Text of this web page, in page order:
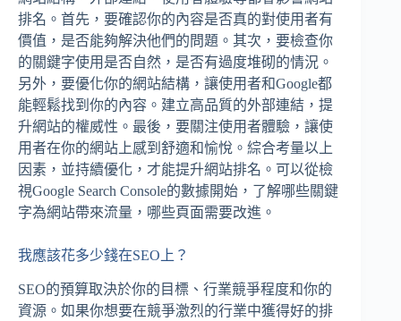
排名。首先，要確認你的內容是否真的對使用者有
價值，是否能夠解決他們的問題。其次，要檢查你
的關鍵字使用是否自然，是否有過度堆砌的情況。
另外，要優化你的網站結構，讓使用者和Google都
能輕鬆找到你的內容。建立高品質的外部連結，提
升網站的權威性。最後，要關注使用者體驗，讓使
用者在你的網站上感到舒適和愉悅。綜合考量以上
因素，並持續優化，才能提升網站排名。可以從檢
視Google Search Console的數據開始，了解哪些關鍵
字為網站帶來流量，哪些頁面需要改進。
我應該花多少錢在SEO上？
SEO的預算取決於你的目標、行業競爭程度和你的
資源。如果你想要在競爭激烈的行業中獲得好的排